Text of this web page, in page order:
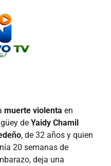
muerte violenta en
deYaidy Chamil
, de 32 años y quien
20 semanas de
deja una